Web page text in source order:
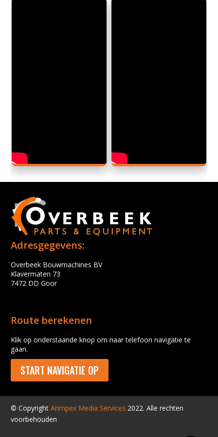
Adresgegevens:
Overbeek Bouwmachines BV
Klavermaten 73
7472 DD Goor
Route berekenen
Klik op onderstaande knop om naar telefoon navigatie te
gaan.
START NAVIGATIE OP
© CopyrightArimpex Media Services 2022. Alle rechten
voorbehouden